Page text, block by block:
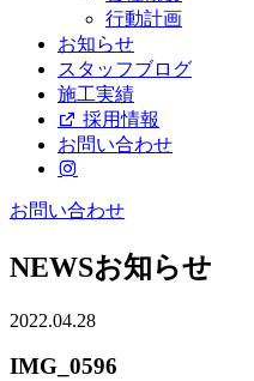
行動計画
お知らせ
スタッフブログ
施工実績
採用情報
お問い合わせ
お問い合わせ
NEWSお知らせ
2022.04.28
IMG_0596